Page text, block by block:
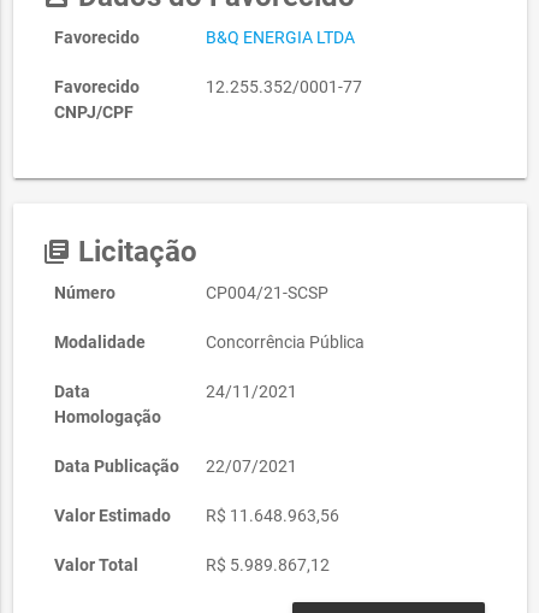
Favorecido B&Q ENERGIA LTDA
Favorecido
CNPJ/CPF
12.255.352/0001-77
library_books Licitação
Número CP004/21-SCSP
Modalidade Concorrência Pública
Data
Homologação
24/11/2021
Data Publicação 22/07/2021
Valor Estimado R$ 11.648.963,56
Valor Total R$ 5.989.867,12